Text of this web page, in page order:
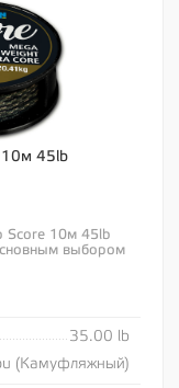
10м 45lb
Score 10м 45lb
выбором
35.00 lb
(Камуфляжный)